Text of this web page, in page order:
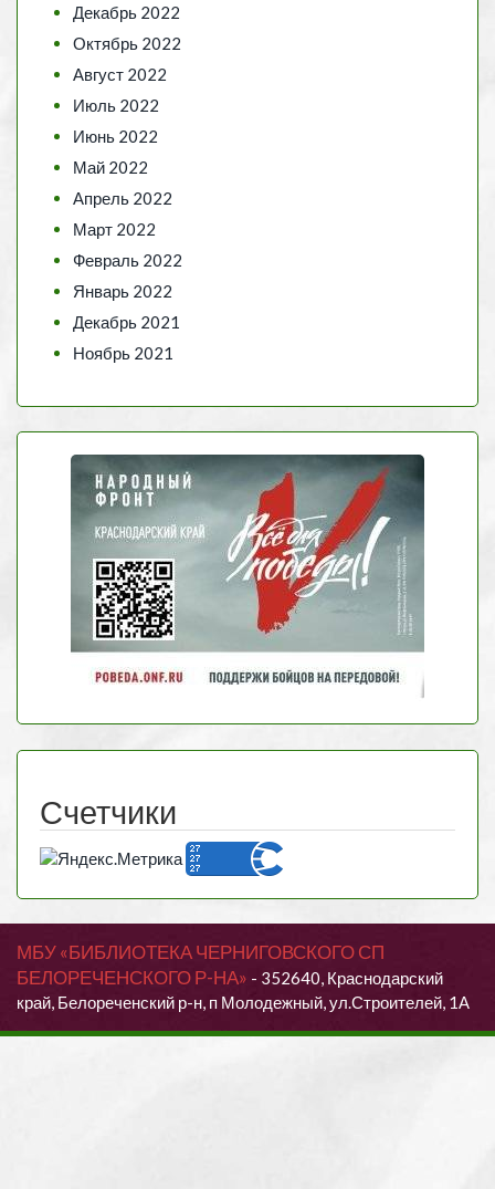
Декабрь 2022
Октябрь 2022
Август 2022
Июль 2022
Июнь 2022
Май 2022
Апрель 2022
Март 2022
Февраль 2022
Январь 2022
Декабрь 2021
Ноябрь 2021
Счетчики
МБУ «БИБЛИОТЕКА ЧЕРНИГОВСКОГО СП
БЕЛОРЕЧЕНСКОГО Р-НА» - 352640, Краснодарский
край, Белореченский р-н, п Молодежный, ул.Строителей, 1А